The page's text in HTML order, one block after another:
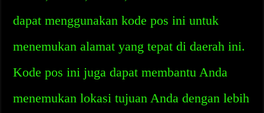
dapat menggunakan kode pos ini untuk
menemukan alamat yang tepat di daerah ini.
Kode pos ini juga dapat membantu Anda
menemukan lokasi tujuan Anda dengan lebih